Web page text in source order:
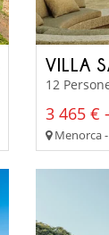
VILLA
12
3 465 €
Menorca -